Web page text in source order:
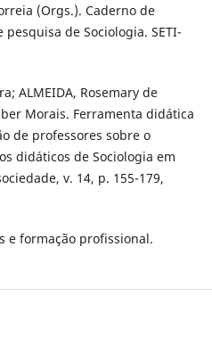
(Orgs.). Caderno de
de Sociologia. SETI-
ALMEIDA, Rosemary de
Morais. Ferramenta didática
de professores sobre o
didáticos de Sociologia em
v. 14, p. 155-179,
e formação profissional.